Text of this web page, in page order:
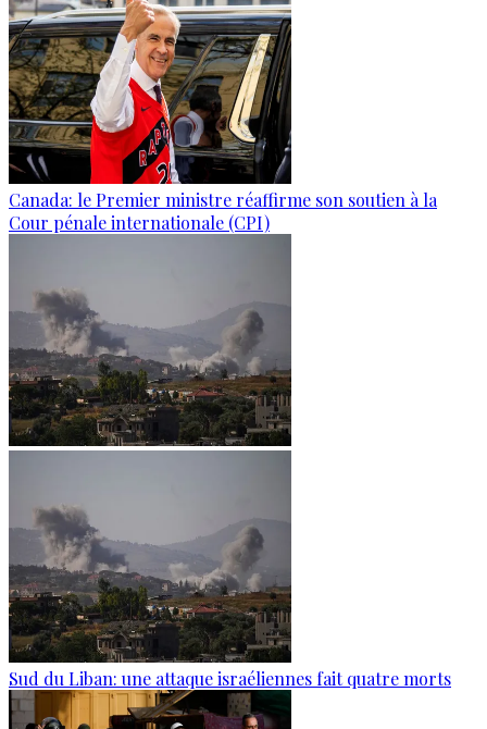
Canada: le Premier ministre réaffirme son soutien à la
Cour pénale internationale (CPI)
Sud du Liban: une attaque israéliennes fait quatre morts